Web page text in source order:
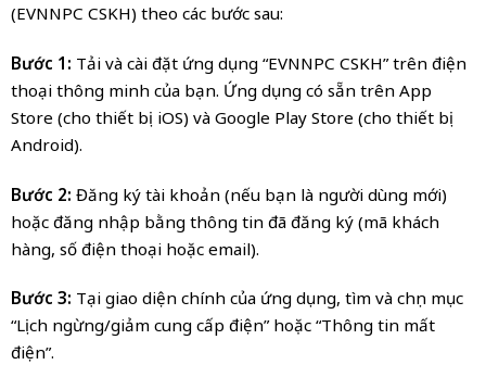
(EVNNPC CSKH) theo các bước sau:
Bước 1: Tải và cài đặt ứng dụng “EVNNPC CSKH” trên điện
thoại thông minh của bạn. Ứng dụng có sẵn trên App
Store (cho thiết bị iOS) và Google Play Store (cho thiết bị
Android).
Bước 2: Đăng ký tài khoản (nếu bạn là người dùng mới)
hoặc đăng nhập bằng thông tin đã đăng ký (mã khách
hàng, số điện thoại hoặc email).
Bước 3: Tại giao diện chính của ứng dụng, tìm và chọn mục
“Lịch ngừng/giảm cung cấp điện” hoặc “Thông tin mất
điện”.